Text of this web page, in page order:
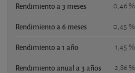
Rendimiento a 3 meses 0,46 %
Rendimiento a 6 meses 0,45 %
Rendimiento a 1 año 1,45 %
Rendimiento anual a 3 años 2,86 %